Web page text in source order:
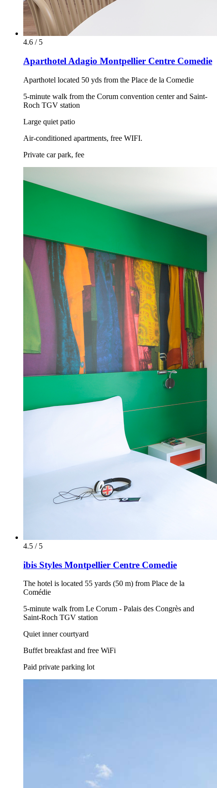
4.6 / 5
Aparthotel Adagio Montpellier Centre Comedie
Aparthotel located 50 yds from the Place de la Comedie
5-minute walk from the Corum convention center and Saint-
Roch TGV station
Large quiet patio
Air-conditioned apartments, free WIFI.
Private car park, fee
4.5 / 5
ibis Styles Montpellier Centre Comedie
The hotel is located 55 yards (50 m) from Place de la
Comédie
5-minute walk from Le Corum - Palais des Congrès and
Saint-Roch TGV station
Quiet inner courtyard
Buffet breakfast and free WiFi
Paid private parking lot